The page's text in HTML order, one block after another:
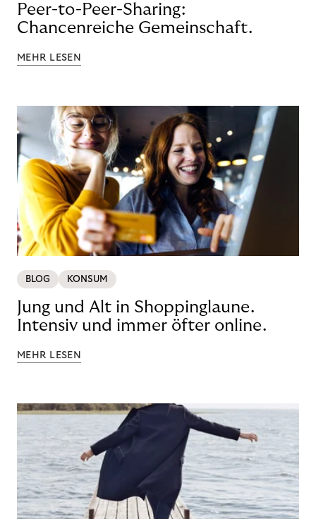
Peer-to-Peer-Sharing:
Chancenreiche Gemeinschaft.
MEHR LESEN
BLOG KONSUM
Jung und Alt in Shoppinglaune.
Intensiv und immer öfter online.
MEHR LESEN